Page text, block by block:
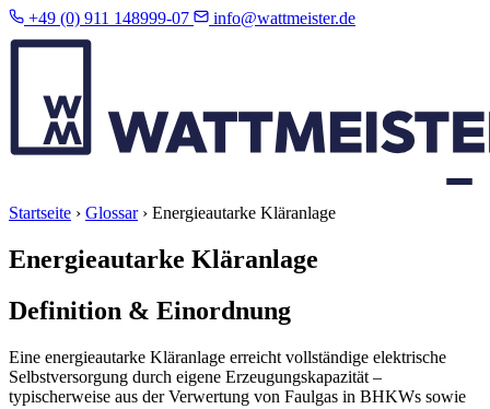
+49 (0) 911 148999-07 info@wattmeister.de
Startseite › Glossar› Energieautarke Kläranlage
Energieautarke Kläranlage
Definition & Einordnung
Eine energieautarke Kläranlage erreicht vollständige elektrische
Selbstversorgung durch eigene Erzeugungskapazität –
typischerweise aus der Verwertung von Faulgas in BHKWs sowie